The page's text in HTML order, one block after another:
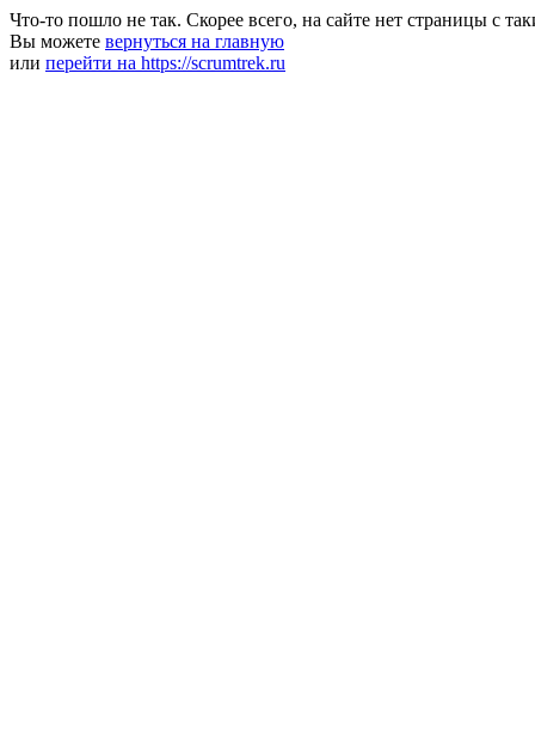
Что-то пошло не так. Скорее всего, на сайте нет страницы с
Вы можете вернуться на главную
или перейти на https://scrumtrek.ru